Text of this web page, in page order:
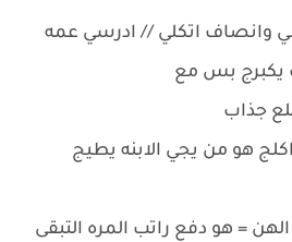
وانصاف اتكلي // ادرسي عمه
يكبرج بس مع
جذاب
هو من يجي الابنه يطيج
= هو دفع راتب المره التبقى